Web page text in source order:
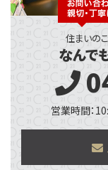
住まいの
なんで
営業時間：